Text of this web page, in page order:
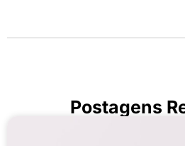
Postagens